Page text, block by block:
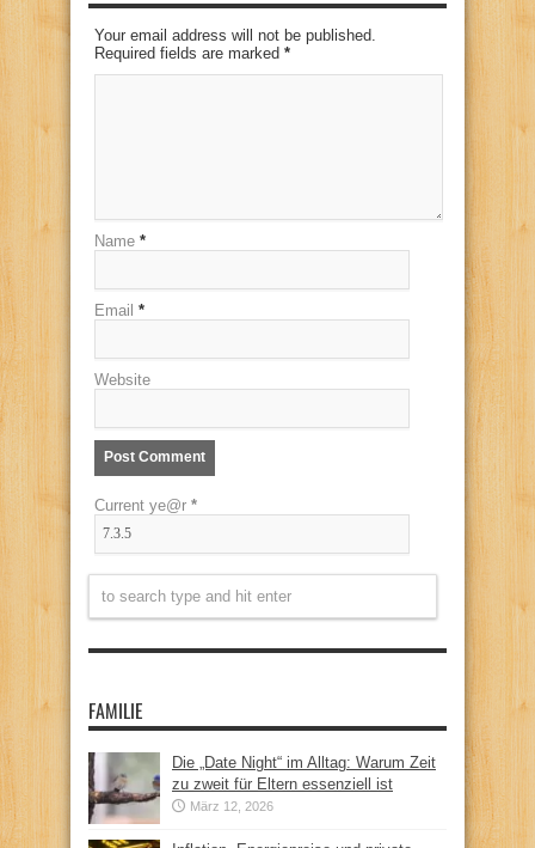
Your email address will not be published.
Required fields are marked *
Name *
Email *
Website
Current ye@r *
FAMILIE
Die „Date Night“ im Alltag: Warum Zeit
zu zweit für Eltern essenziell ist
März 12, 2026